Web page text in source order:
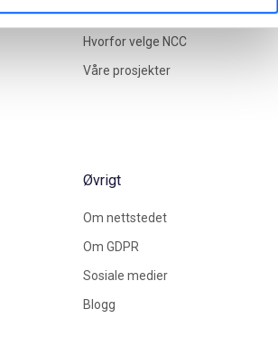
Våre tjenester
Hvorfor velge NCC
Våre prosjekter
Øvrigt
Om nettstedet
Om GDPR
Sosiale medier
Blogg